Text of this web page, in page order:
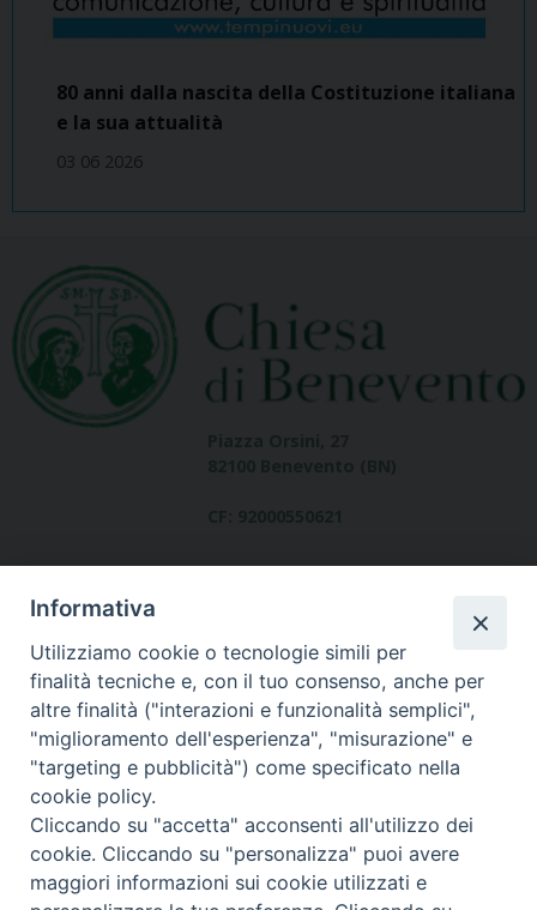
80 anni dalla nascita della Costituzione italiana
e la sua attualità
03 06 2026
Dove siamo
contatti
Area riservata
Informativa
Utilizziamo cookie o tecnologie simili per
finalità tecniche e, con il tuo consenso, anche per
altre finalità ("interazioni e funzionalità semplici",
"miglioramento dell'esperienza", "misurazione" e
"targeting e pubblicità") come specificato nella
cookie policy.
Cliccando su "accetta" acconsenti all'utilizzo dei
cookie. Cliccando su "personalizza" puoi avere
maggiori informazioni sui cookie utilizzati e